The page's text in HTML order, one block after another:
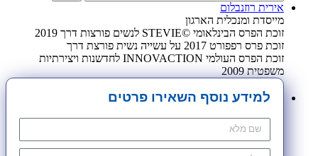
אירית רוזנבלום
מייסדת ומנכלית הארגון
זוכת הפרס הבינלאומי ©STEVIE לנשים פורצות דרך 2019
זוכת פרס רפפורט 2017 על עשייה נשית פורצת דרך
זוכת הפרס העולמי INNOVACTION לחדשנות ויצירתיות
משפטית 2009
למידע נוסף השאירו פרטים